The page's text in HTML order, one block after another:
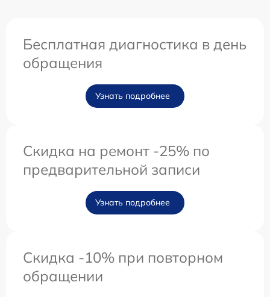
Бесплатная диагностика в день
обращения
Узнать подробнее
Скидка на ремонт -25% по
предварительной записи
Узнать подробнее
Скидка -10% при повторном
обращении